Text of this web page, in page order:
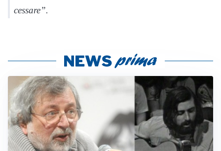
cessare”.